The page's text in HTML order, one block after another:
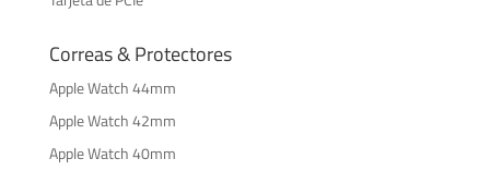
Correas & Protectores
Apple Watch 44mm
Apple Watch 42mm
Apple Watch 40mm